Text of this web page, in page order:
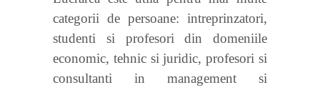
categorii de persoane: intreprinzatori,
studenti si profesori din domeniile
economic, tehnic si juridic, profesori si
consultanti in management si